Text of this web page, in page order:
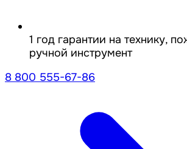
1 год гарантии на технику,
ручной инструмент
8 800 555-67-86